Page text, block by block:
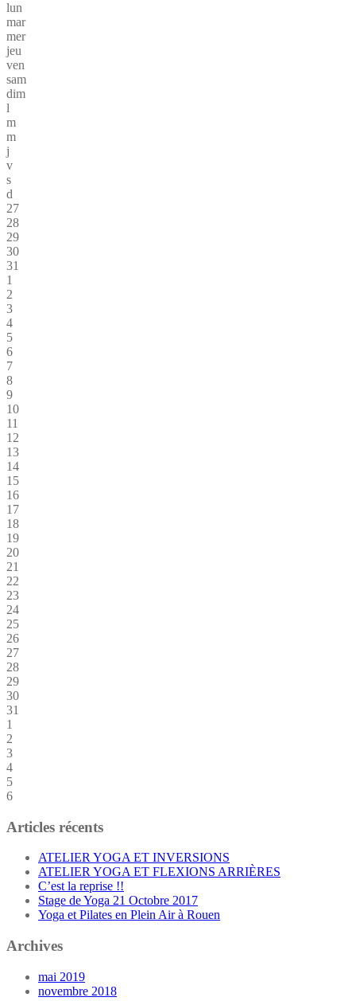
lun
mar
mer
jeu
ven
sam
dim
l
m
m
j
v
s
d
27
28
29
30
31
1
2
3
4
5
6
7
8
9
10
11
12
13
14
15
16
17
18
19
20
21
22
23
24
25
26
27
28
29
30
31
1
2
3
4
5
6
Articles récents
ATELIER YOGA ET INVERSIONS
ATELIER YOGA ET FLEXIONS ARRIÈRES
C’est la reprise !!
Stage de Yoga 21 Octobre 2017
Yoga et Pilates en Plein Air à Rouen
Archives
mai 2019
novembre 2018